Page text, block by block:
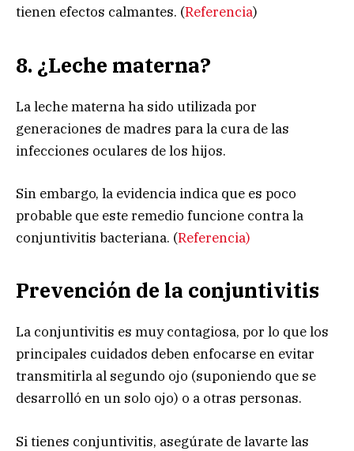
tienen efectos calmantes. (Referencia)
8. ¿Leche materna?
La leche materna ha sido utilizada por
generaciones de madres para la cura de las
infecciones oculares de los hijos.
Sin embargo, la evidencia indica que es poco
probable que este remedio funcione contra la
conjuntivitis bacteriana. (Referencia)
Prevención de la conjuntivitis
La conjuntivitis es muy contagiosa, por lo que los
principales cuidados deben enfocarse en evitar
transmitirla al segundo ojo (suponiendo que se
desarrolló en un solo ojo) o a otras personas.
Si tienes conjuntivitis, asegúrate de lavarte las